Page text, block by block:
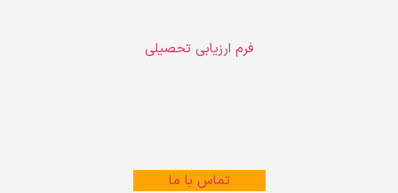
فرم ارزیابی تحصیلی
تماس با ما